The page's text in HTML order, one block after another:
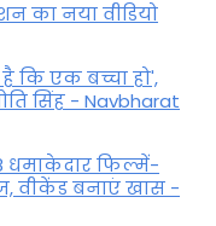
का नया वीडियो
कि एक बच्चा हो',
सिंह - Navbharat
धमाकेदार फिल्में-
वीकेंड बनाएं खास -